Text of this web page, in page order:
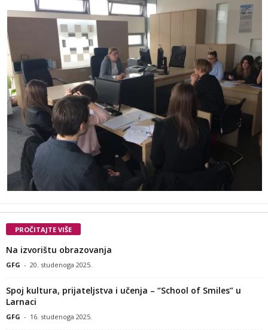
PROČITAJTE VIŠE
Na izvorištu obrazovanja
GFG - 20. studenoga 2025.
Spoj kultura, prijateljstva i učenja – “School of Smiles” u
Larnaci
GFG - 16. studenoga 2025.